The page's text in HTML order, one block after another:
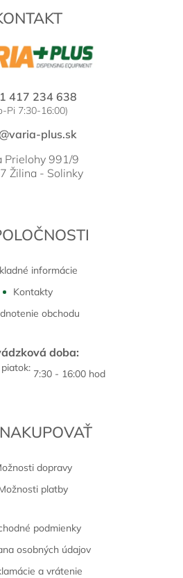
417 234 638
Pi 7:30-16:00)
plus.sk
Prielohy 991/9
Žilina - Solinky
informácie
Kontakty
obchodu
doba:
7:30 - 16:00 hod
dopravy
platby
podmienky
osobných údajov
a vrátenie